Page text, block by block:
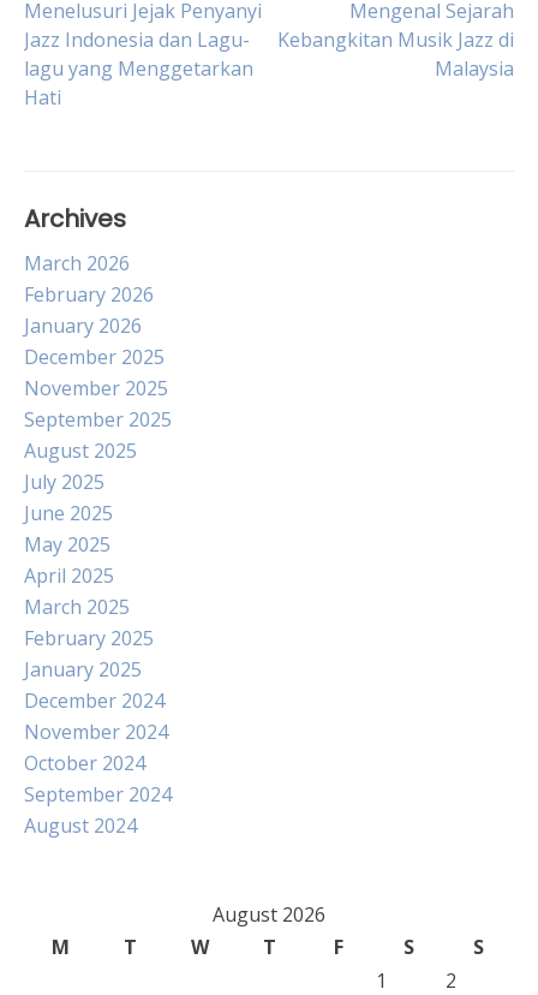
Post
navigation
Menelusuri Jejak Penyanyi
Jazz Indonesia dan Lagu-
lagu yang Menggetarkan
Hati
Mengenal Sejarah
Kebangkitan Musik Jazz di
Malaysia
Archives
March 2026
February 2026
January 2026
December 2025
November 2025
September 2025
August 2025
July 2025
June 2025
May 2025
April 2025
March 2025
February 2025
January 2025
December 2024
November 2024
October 2024
September 2024
August 2024
August 2026
M
T W T F S
S
1
2